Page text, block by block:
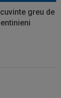
greu de